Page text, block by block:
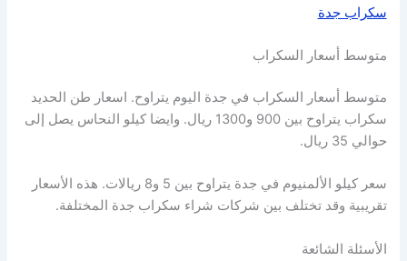
سكراب جدة
متوسط أسعار السكراب
متوسط أسعار السكراب في جدة اليوم يتراوح. اسعار طن الحديد
سكراب يتراوح بين 900 و1300 ريال. وايضا كيلو النحاس يصل إلى
حوالي 35 ريال.
سعر كيلو الألمنيوم في جدة يتراوح بين 5 و8 ريالات. هذه الأسعار
تقريبية وقد تختلف بين شركات شراء سكراب جدة المختلفة.
الأسئلة الشائعة